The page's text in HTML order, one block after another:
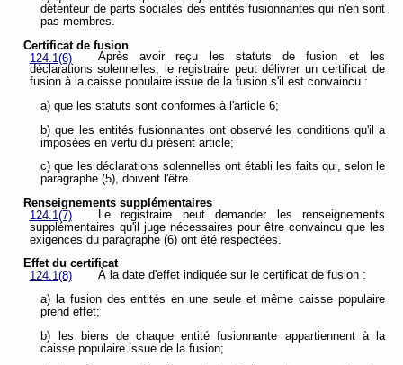
détenteur de parts sociales des entités fusionnantes qui n'en sont
pas membres.
Certificat de fusion
124.1(6)
Après avoir reçu les statuts de fusion et les
déclarations solennelles, le registraire peut délivrer un certificat de
fusion à la caisse populaire issue de la fusion s'il est convaincu :
a) que les statuts sont conformes à l'article 6;
b) que les entités fusionnantes ont observé les conditions qu'il a
imposées en vertu du présent article;
c) que les déclarations solennelles ont établi les faits qui, selon le
paragraphe (5), doivent l'être.
Renseignements supplémentaires
124.1(7)
Le registraire peut demander les renseignements
supplémentaires qu'il juge nécessaires pour être convaincu que les
exigences du paragraphe (6) ont été respectées.
Effet du certificat
124.1(8)
À la date d'effet indiquée sur le certificat de fusion :
a) la fusion des entités en une seule et même caisse populaire
prend effet;
b) les biens de chaque entité fusionnante appartiennent à la
caisse populaire issue de la fusion;